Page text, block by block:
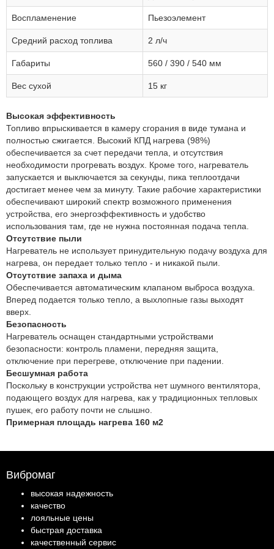
Воспламенение Пьезоэлемент
Средний расход топлива 2 л/ч
Габариты 560 / 390 / 540 мм
Вес сухой 15 кг
Высокая эффективность
Топливо впрыскивается в камеру сгорания в виде тумана и
полностью сжигается. Высокий КПД нагрева (98%)
обеспечивается за счет передачи тепла, и отсутствия
необходимости прогревать воздух. Кроме того, нагреватель
запускается и выключается за секунды, пика теплоотдачи
достигает менее чем за минуту. Такие рабочие характеристики
обеспечивают широкий спектр возможного применения
устройства, его энергоэффективность и удобство
использования там, где не нужна постоянная подача тепла.
Отсутствие пыли
Нагреватель не использует принудительную подачу воздуха для
нагрева, он передает только тепло - и никакой пыли.
Отсутствие запаха и дыма
Обеспечивается автоматическим клапаном выброса воздуха.
Вперед подается только тепло, а выхлопные газы выходят
вверх.
Безопасность
Нагреватель оснащен стандартными устройствами
безопасности: контроль пламени, передняя защита,
отключение при перегреве, отключение при падении.
Бесшумная работа
Поскольку в конструкции устройства нет шумного вентилятора,
подающего воздух для нагрева, как у традиционных тепловых
пушек, его работу почти не слышно.
Примерная площадь нагрева 160 м2
Вибромаг
высокая надежность
качество
лояльные цены
быстрая доставка
качественный сервис